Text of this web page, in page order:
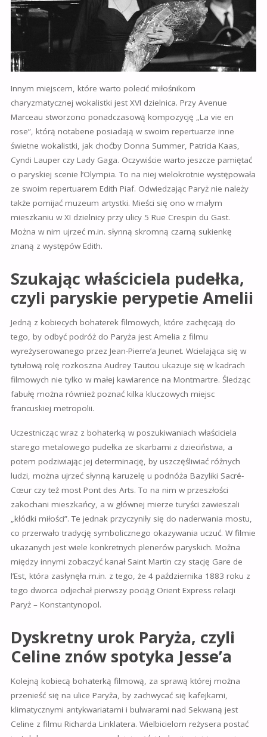
Innym miejscem, które warto polecić miłośnikom
charyzmatycznej wokalistki jest XVI dzielnica. Przy Avenue
Marceau stworzono ponadczasową kompozycję „La vie en
rose”, którą notabene posiadają w swoim repertuarze inne
świetne wokalistki, jak choćby Donna Summer, Patricia Kaas,
Cyndi Lauper czy Lady Gaga. Oczywiście warto jeszcze pamiętać
o paryskiej scenie l’Olympia. To na niej wielokrotnie występowała
ze swoim repertuarem Edith Piaf. Odwiedzając Paryż nie należy
także pomijać muzeum artystki. Mieści się ono w małym
mieszkaniu w XI dzielnicy przy ulicy 5 Rue Crespin du Gast.
Można w nim ujrzeć m.in. słynną skromną czarną sukienkę
znaną z występów Edith.
Szukając właściciela pudełka,
czyli paryskie perypetie Amelii
Jedną z kobiecych bohaterek filmowych, które zachęcają do
tego, by odbyć podróż do Paryża jest Amelia z filmu
wyreżyserowanego przez Jean-Pierre’a Jeunet. Wcielająca się w
tytułową rolę rozkoszna Audrey Tautou ukazuje się w kadrach
filmowych nie tylko w małej kawiarence na Montmartre. Śledząc
fabułę można również poznać kilka kluczowych miejsc
francuskiej metropolii.
Uczestnicząc wraz z bohaterką w poszukiwaniach właściciela
starego metalowego pudełka ze skarbami z dzieciństwa, a
potem podziwiając jej determinację, by uszczęśliwiać różnych
ludzi, można ujrzeć słynną karuzelę u podnóża Bazyliki Sacré-
Cœur czy też most Pont des Arts. To na nim w przeszłości
zakochani mieszkańcy, a w głównej mierze turyści zawieszali
„kłódki miłości”. Te jednak przyczyniły się do naderwania mostu,
co przerwało tradycję symbolicznego okazywania uczuć. W filmie
ukazanych jest wiele konkretnych plenerów paryskich. Można
między innymi zobaczyć kanał Saint Martin czy stację Gare de
l’Est, która zasłynęła m.in. z tego, że 4 października 1883 roku z
tego dworca odjechał pierwszy pociąg Orient Express relacji
Paryż – Konstantynopol.
Dyskretny urok Paryża, czyli
Celine znów spotyka Jesse’a
Kolejną kobiecą bohaterką filmową, za sprawą której można
przenieść się na ulice Paryża, by zachwycać się kafejkami,
klimatycznymi antykwariatami i bulwarami nad Sekwaną jest
Celine z filmu Richarda Linklatera. Wielbicielom reżysera postać